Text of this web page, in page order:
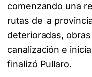
comenzando una
rutas de la
deterioradas,
canalización e
finalizó Pullaro.